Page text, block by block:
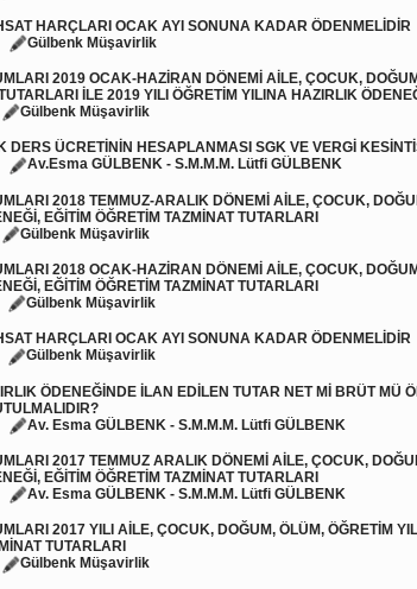
HARÇLARI OCAK AYI SONUNA KADAR ÖDENMELİDİR
Gülbenk Müşavirlik
2019 OCAK-HAZİRAN DÖNEMİ AİLE, ÇOCUK,
İLE 2019 YILI ÖĞRETİM YILINA HAZIRLIK
Gülbenk Müşavirlik
DERS ÜCRETİNİN HESAPLANMASI SGK VE VERGİ
Av.Esma GÜLBENK - S.M.M.M. Lütfi GÜLBENK
2018 TEMMUZ-ARALIK DÖNEMİ AİLE, ÇOCUK,
EĞİTİM ÖĞRETİM TAZMİNAT TUTARLARI
Gülbenk Müşavirlik
2018 OCAK-HAZİRAN DÖNEMİ AİLE, ÇOCUK,
EĞİTİM ÖĞRETİM TAZMİNAT TUTARLARI
Gülbenk Müşavirlik
HARÇLARI OCAK AYI SONUNA KADAR ÖDENMELİDİR
Gülbenk Müşavirlik
ÖDENEĞİNDE İLAN EDİLEN TUTAR NET Mİ BRÜT MÜ
Av. Esma GÜLBENK - S.M.M.M. Lütfi GÜLBENK
2017 TEMMUZ ARALIK DÖNEMİ AİLE, ÇOCUK,
EĞİTİM ÖĞRETİM TAZMİNAT TUTARLARI
Av. Esma GÜLBENK - S.M.M.M. Lütfi GÜLBENK
2017 YILI AİLE, ÇOCUK, DOĞUM, ÖLÜM, ÖĞRETİM
TUTARLARI
Gülbenk Müşavirlik